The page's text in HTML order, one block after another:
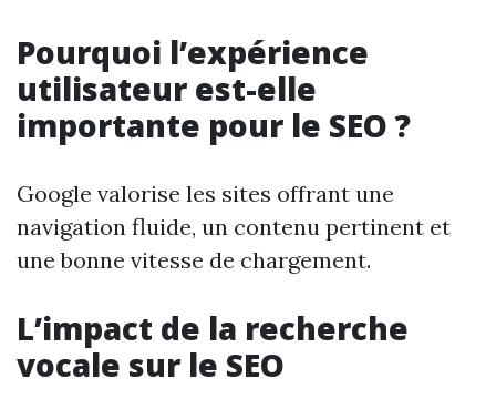
Pourquoi l’expérience
utilisateur est-elle
importante pour le SEO ?
Google valorise les sites offrant une
navigation fluide, un contenu pertinent et
une bonne vitesse de chargement.
L’impact de la recherche
vocale sur le SEO